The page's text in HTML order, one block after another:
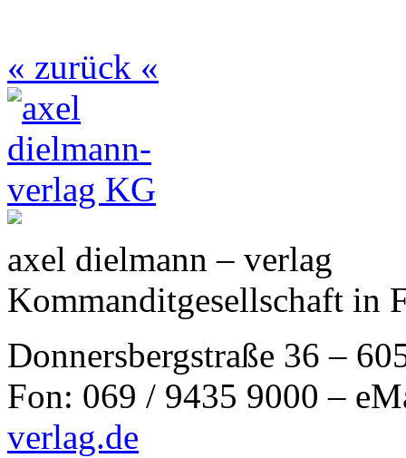
« zurück «
axel dielmann – verlag
Kommanditgesellschaft in
Donnersbergstraße 36 –
Fon: 069 / 9435 9000 –
verlag.de